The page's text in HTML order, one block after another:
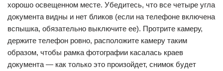
хорошо освещенном месте. Убедитесь, что все четыре угла
документа видны и нет бликов (если на телефоне включена
вспышка, обязательно выключите ее). Протрите камеру,
держите телефон ровно, расположите камеру таким
образом, чтобы рамка фотографии касалась краев
документа — как только это произойдет, снимок будет